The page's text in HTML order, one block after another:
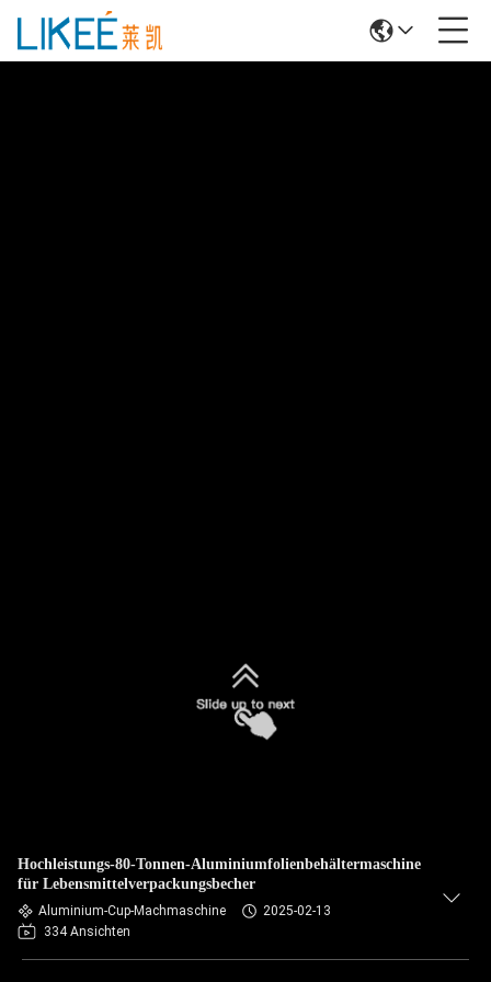
Hochleistungs-80-Tonnen-Aluminiumfolienbehältermaschine
für Lebensmittelverpackungsbecher
Aluminium-Cup-Machmaschine
2025-02-13
334 Ansichten